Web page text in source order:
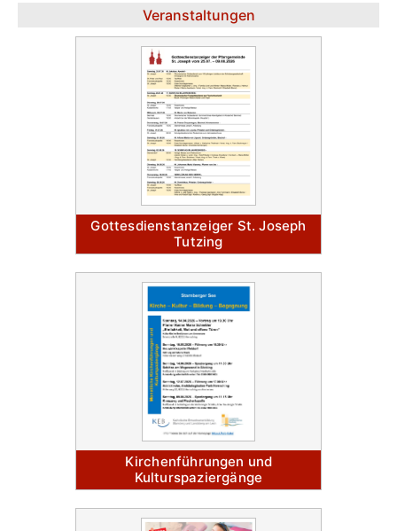
Veranstaltungen
Gottesdienstanzeiger St. Joseph
Tutzing
Kirchenführungen und
Kulturspaziergänge